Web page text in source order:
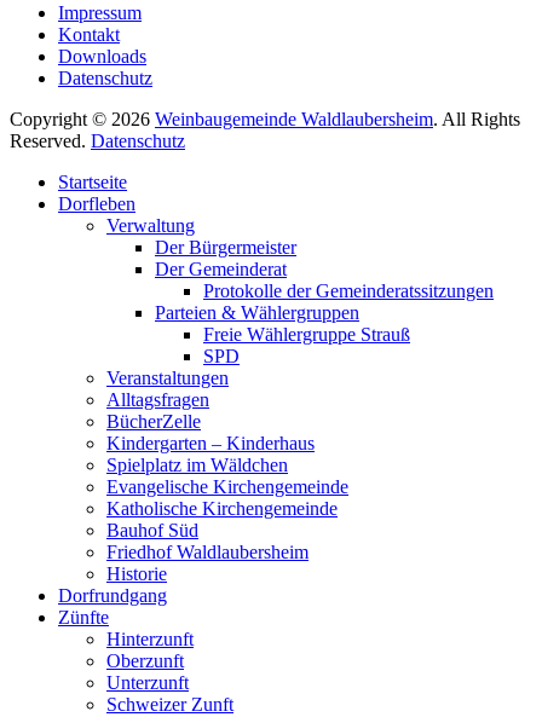
Impressum
Kontakt
Downloads
Datenschutz
Copyright © 2026 Weinbaugemeinde Waldlaubersheim. All Rights
Reserved. Datenschutz
oben
scrollen
Startseite
Dorfleben
Verwaltung
Der Bürgermeister
Der Gemeinderat
Protokolle der Gemeinderatssitzungen
Parteien & Wählergruppen
Freie Wählergruppe Strauß
SPD
Veranstaltungen
Alltagsfragen
BücherZelle
Kindergarten – Kinderhaus
Spielplatz im Wäldchen
Evangelische Kirchengemeinde
Katholische Kirchengemeinde
Bauhof Süd
Friedhof Waldlaubersheim
Historie
Dorfrundgang
Zünfte
Hinterzunft
Oberzunft
Unterzunft
Schweizer Zunft